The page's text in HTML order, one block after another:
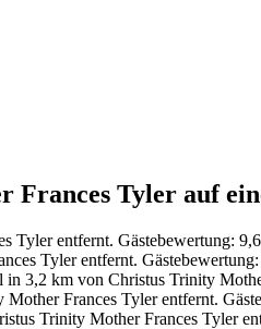
Frances Tyler auf
Tyler entfernt. Gästebewertung:
Tyler entfernt.
3,2 km von Christus Trinity
Frances Tyler entfernt.
Trinity Mother Frances Tyler